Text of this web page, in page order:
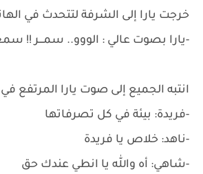
خرجت يارا إلى الشرفة لتتحدث في
-يارا بصوت عالي : الووو.. سمـــر !!
انتبه الجميع إلى صوت يارا المرتفع
-فريدة: بيئة في كل تصرفاتها
-ناهد: خلاص يا فريدة
-شاهي: أه والله يا انطي عندك حق